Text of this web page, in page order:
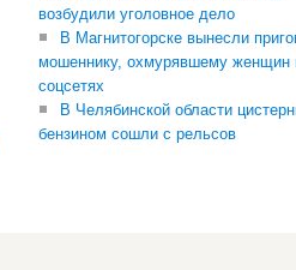
возбудили уголовное дело
В Магнитогорске вынесли
мошеннику, охмурявшему женщин
соцсетях
В Челябинской области
бензином сошли с рельсов